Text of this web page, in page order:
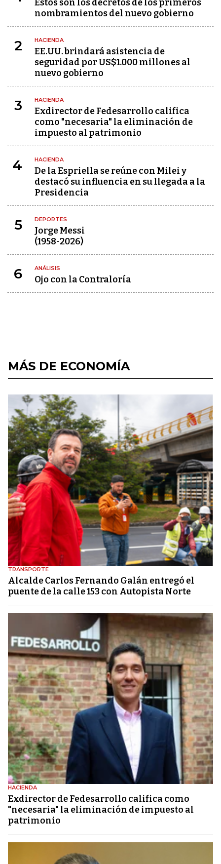
Estos son los decretos de los primeros
nombramientos del nuevo gobierno
2 HACIENDA
EE.UU. brindará asistencia de
seguridad por US$1.000 millones al
nuevo gobierno
3 HACIENDA
Exdirector de Fedesarrollo califica
como "necesaria" la eliminación de
impuesto al patrimonio
4 HACIENDA
De la Espriella se reúne con Milei y
destacó su influencia en su llegada a la
Presidencia
5 DEPORTES
Jorge Messi
(1958-2026)
6 ANÁLISIS
Ojo con la Contraloría
MÁS DE ECONOMÍA
TRANSPORTE
Alcalde Carlos Fernando Galán entregó el
puente de la calle 153 con Autopista Norte
HACIENDA
Exdirector de Fedesarrollo califica como
"necesaria" la eliminación de impuesto al
patrimonio